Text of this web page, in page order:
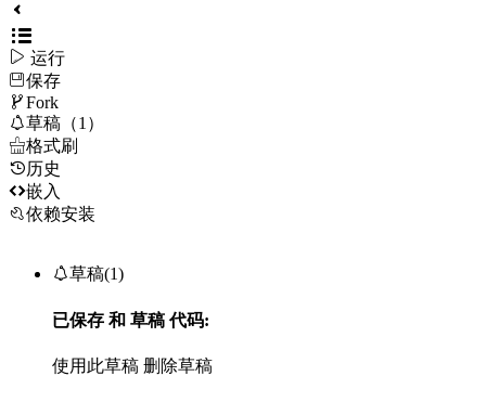
 运行
保存
Fork
草稿（1）
格式刷
历史
嵌入
依赖安装
草稿(1)
已保存 和 草稿代码:
使用此草稿 删除草稿